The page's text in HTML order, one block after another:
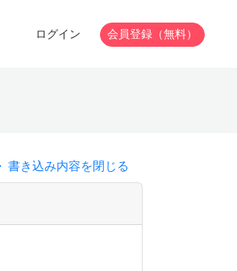
ログイン 会員登録（無料）
書き込み内容を閉じる